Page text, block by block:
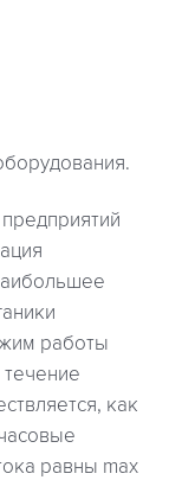
работы
как
равны max